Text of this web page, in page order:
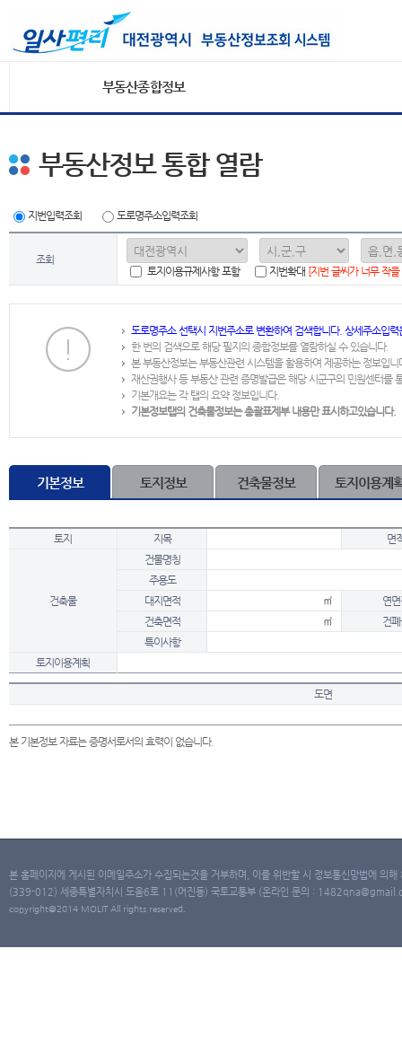
부동산종합정보
부동산정보 통합 열람
지번입력조회 도로명주소입력조회
조회
토지이용규제사항 포함
지번확대 [지번 글씨가 너무 작
도로명주소 선택시 지번주소로 변환하여 검색합니다. 상세주소입
한 번의 검색으로 해당 필지의 종합정보를 열람하실 수 있습니다.
본 부동산정보는 부동산관련 시스템을 활용하여 제공하는 정보입니
재산권행사 등 부동산 관련 증명발급은 해당 시군구의 민원센터를
기본개요는 각 탭의 요약 정보입니다.
기본정보탭의 건축물정보는 총괄표제부 내용만 표시하고있습니다.
기본정보 토지정보 건축물정보 토지이용계
토지 지목 면
건축물
건물명칭
주용도
대지면적
㎡
연
건축면적
㎡
건
특이사항
토지이용계획
도면
본 기본정보 자료는 증명서로서의 효력이 없습니다.
본 홈페이지에 게시된 이메일주소가 수집되는것을 거부하며, 이를 위반할 시 정보통신망법에 의
(339-012) 세종특별자치시 도움6로 11(어진동) 국토교통부 (온라인 문의 :
copyright@2014 MOLIT All rights reserved.